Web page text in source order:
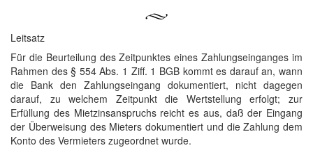
Leitsatz
Für die Beurteilung des Zeitpunktes eines Zahlungseinganges im
Rahmen des § 554 Abs. 1 Ziff. 1 BGB kommt es darauf an, wann
die Bank den Zahlungseingang dokumentiert, nicht dagegen
darauf, zu welchem Zeitpunkt die Wertstellung erfolgt; zur
Erfüllung des Mietzinsanspruchs reicht es aus, daß der Eingang
der Überweisung des Mieters dokumentiert und die Zahlung dem
Konto des Vermieters zugeordnet wurde.